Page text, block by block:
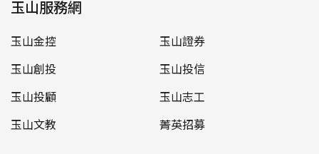
玉山服務網
玉山金控
玉山證券
玉山創投
玉山投信
玉山投顧
玉山志工
玉山文教
菁英招募